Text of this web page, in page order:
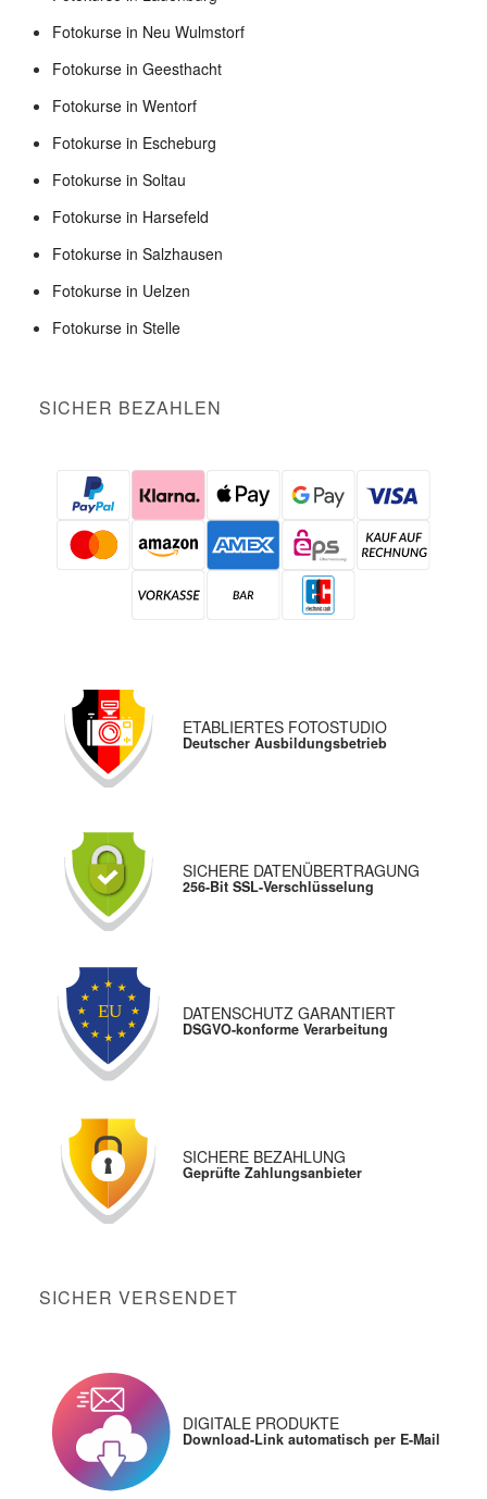
Fotokurse in Neu Wulmstorf
Fotokurse in Geesthacht
Fotokurse in Wentorf
Fotokurse in Escheburg
Fotokurse in Soltau
Fotokurse in Harsefeld
Fotokurse in Salzhausen
Fotokurse in Uelzen
Fotokurse in Stelle
SICHER BEZAHLEN
ETABLIERTES FOTOSTUDIO
Deutscher Ausbildungsbetrieb
SICHERE DATENÜBERTRAGUNG
256-Bit SSL-Verschlüsselung
DATENSCHUTZ GARANTIERT
DSGVO-konforme Verarbeitung
SICHERE BEZAHLUNG
Geprüfte Zahlungsanbieter
SICHER VERSENDET
DIGITALE PRODUKTE
Download-Link automatisch per E-Mail